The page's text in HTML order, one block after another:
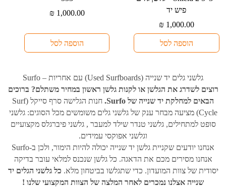
פיש יד
₪ 1,000.00
הוספה לסל
₪ 1,000.00
הוספה לסל
גלשני גלים יד שנייה (Used Surfboards) עם אחריות – Surfo
רוצים לשדרג את הגלשן או לקנות גלשן ראשון במחיר משתלם? ברוכים
הבאים למחלקת יד שנייה של Surfo.
חנות הגלישה סרף סייקל (Surf
Cycle) מציעה מבחר ענק של גלשני גלים משומשים מכל הסוגים: גלשני
סופט למתחילים, גלשני טנדר שילד למעבר , גלשני פיברגלס מקצועיים
וגלשני אפוקסי עמידים.
אנחנו יודעים שקניית גלשן יד שנייה יכולה להיות הימור, ולכן ב-Surfo
אנחנו מסירים מכם את הדאגה. כל גלשן שנכנס למלאי עובר בדיקה
יסודית של צוות המועדון. כדי שתגלשו בביטחון מלא. כל גלשני הגלים יד
שנייה אצלנו נמכרים לאחר המלצה של הצוות המקצועי שלנו !